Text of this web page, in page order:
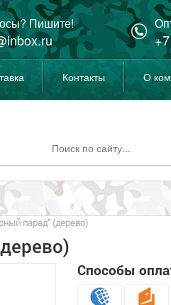
Пишите!
Контакты О
парад" (дерево)
Способы